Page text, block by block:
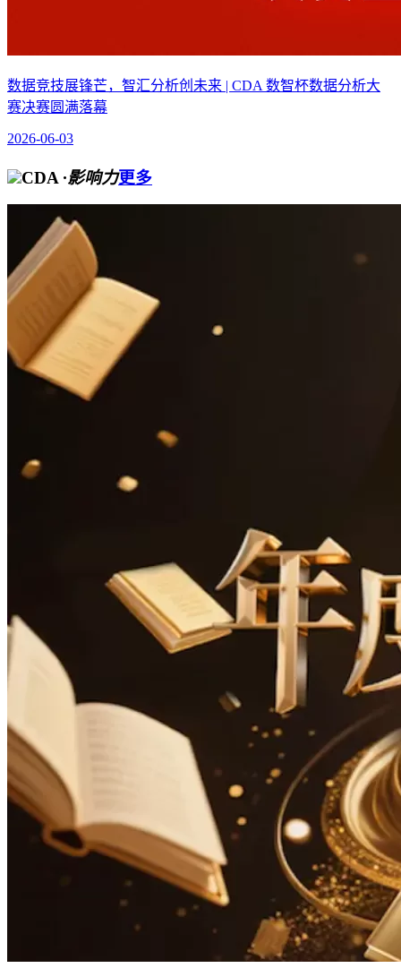
数据竞技展锋芒，智汇分析创未来 | CDA 数智杯数据分析大
赛决赛圆满落幕
2026-06-03
CDA ·影响力更多